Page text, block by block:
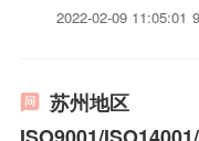
制8.5.2纠正措施8.5.3
2022-02-09 11:05:01
苏州地区